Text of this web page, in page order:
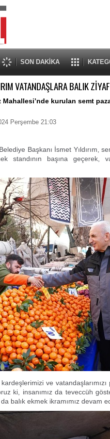
SON DAKİKA
VATANDAŞLARA BALIK
kurulan semt
Perşembe 21:03
Başkanı İsmet Yıldırım,
standının başına geçerek,
ve
ki, insanımız da teveccüh
balık ekmek ikramımız devam